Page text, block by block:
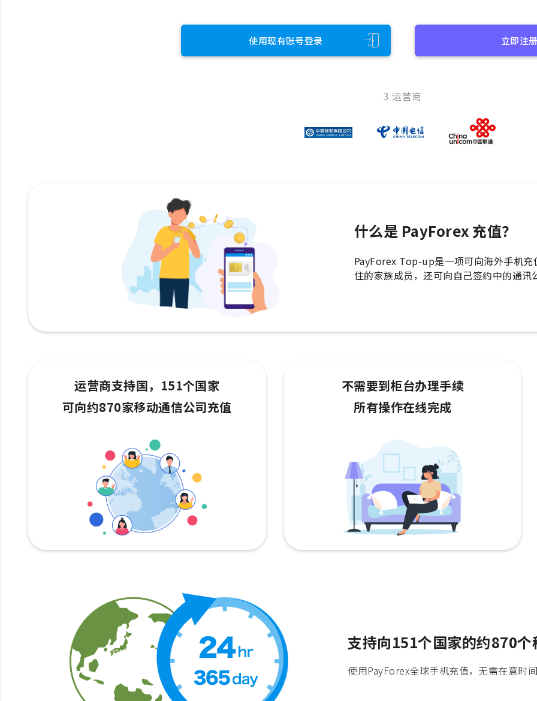
使用现有账号登录 立即注
3 运营商
什么是 PayForex 充值？
PayForex Top-up是一项可向海外手机
住的家族成员，还可向自己签约中的通讯
运营商支持国，151个国家
可向约870家移动通信公司充值
不需要到柜台办理手续
所有操作在线完成
支持向151个国家的约870
使用PayForex全球手机充值，无需在意时